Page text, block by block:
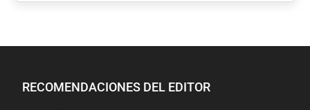
RECOMENDACIONES DEL EDITOR